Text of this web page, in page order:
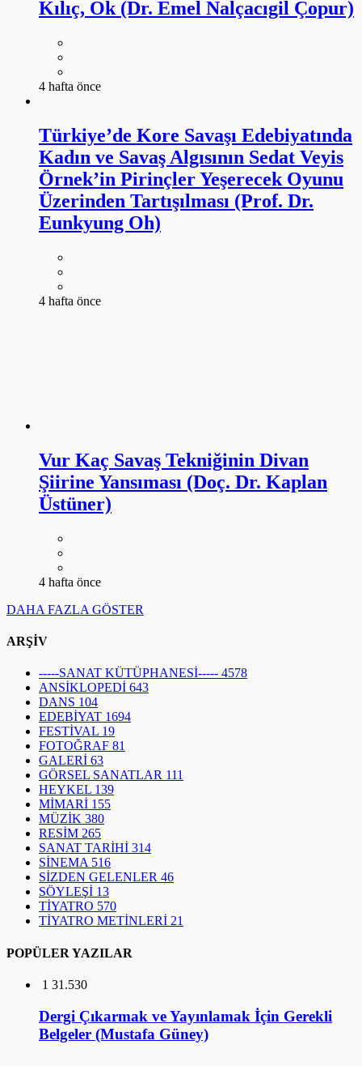
Türkiye’de Kore Savaşı Edebiyatında
Kadın ve Savaş Algısının Sedat Veyis
Örnek’in Pirinçler Yeşerecek Oyunu
Üzerinden Tartışılması (Prof. Dr.
4 hafta önce
4 hafta önce
DAHA FAZLA GÖSTER
-----SANAT KÜTÜPHANESİ-----
ANSİKLOPEDİ
EDEBİYAT1694
FOTOĞRAF
GÖRSEL SANATLAR 111
HEYKEL139
MİMARİ155
MÜZİK380
RESİM265
SANAT TARİHİ
SİNEMA516
SİZDEN GELENLER 46
SÖYLEŞİ13
TİYATRO570
TİYATRO METİNLERİ
POPÜLER YAZILAR
131.530
Dergi Çıkarmak ve Yayınlamak İçin Gerekli
Belgeler (Mustafa Güney)